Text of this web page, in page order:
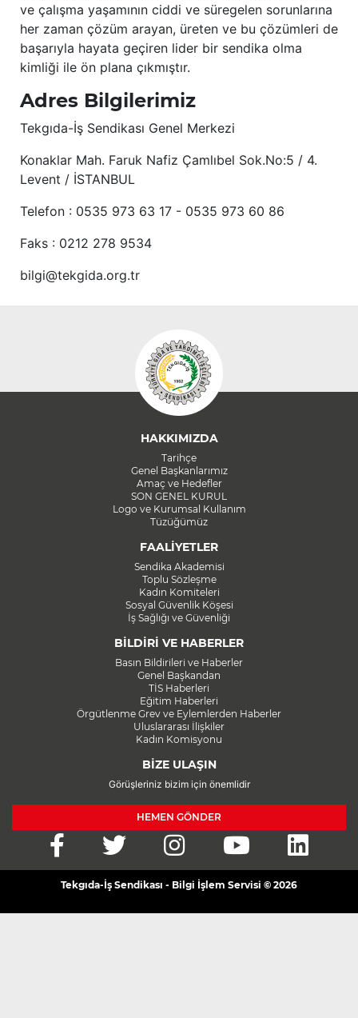
ve çalışma yaşamının ciddi ve süregelen sorunlarına
her zaman çözüm arayan, üreten ve bu çözümleri de
başarıyla hayata geçiren lider bir sendika olma
kimliği ile ön plana çıkmıştır.
Adres Bilgilerimiz
Tekgıda-İş Sendikası Genel Merkezi
Konaklar Mah. Faruk Nafiz Çamlıbel Sok.No:5 / 4.
Levent / İSTANBUL
Telefon : 0535 973 63 17 - 0535 973 60 86
Faks : 0212 278 9534
bilgi@tekgida.org.tr
HAKKIMIZDA
Tarihçe
Genel Başkanlarımız
Amaç ve Hedefler
SON GENEL KURUL
Logo ve Kurumsal Kullanım
Tüzüğümüz
FAALİYETLER
Sendika Akademisi
Toplu Sözleşme
Kadın Komiteleri
Sosyal Güvenlik Köşesi
İş Sağlığı ve Güvenliği
BİLDİRİ VE HABERLER
Basın Bildirileri ve Haberler
Genel Başkandan
TİS Haberleri
Eğitim Haberleri
Örgütlenme Grev ve Eylemlerden Haberler
Uluslararası İlişkiler
Kadın Komisyonu
BİZE ULAŞIN
Görüşleriniz bizim için önemlidir
HEMEN GÖNDER
Tekgıda-İş Sendikası - Bilgi İşlem Servisi © 2026